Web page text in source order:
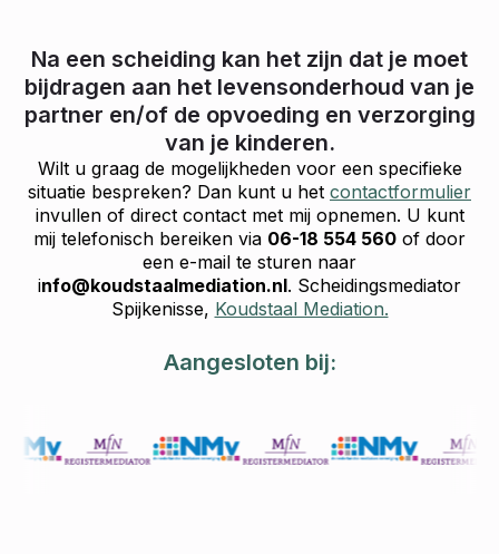
Na een scheiding kan het zijn dat je moet
bijdragen aan het levensonderhoud van je
partner en/of de opvoeding en verzorging
van je kinderen.
Wilt u graag de mogelijkheden voor een specifieke
situatie bespreken? Dan kunt u het contactformulier
invullen of direct contact met mij opnemen. U kunt
mij telefonisch bereiken via 06-18 554 560 of door
een e-mail te sturen naar
info@koudstaalmediation.nl. Scheidingsmediator
Spijkenisse, Koudstaal Mediation.
Aangesloten bij: